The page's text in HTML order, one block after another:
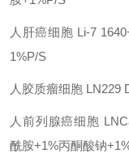
人肝癌细胞 Li-7
1%P/S
人胶质瘤细胞 LN229
人前列腺癌细胞
酰胺+1%丙酮酸钠